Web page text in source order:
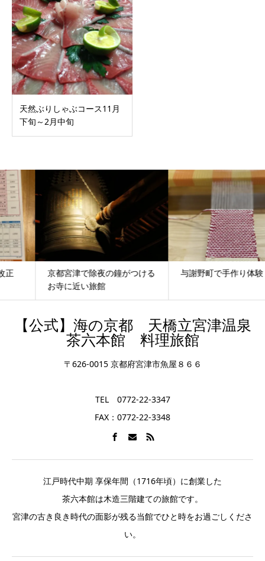
天然ぶりしゃぶコース11月
下旬～2月中旬
京都宮津で除夜の鐘がつける
お寺に近い旅館
与謝野町で手作り体験
【公式】海の京都 天橋立宮津温泉
茶六本館 料理旅館
〒626-0015 京都府宮津市魚屋８６６
TEL 0772-22-3347
FAX：0772-22-3348
江戸時代中期 享保年間（1716年頃）に創業した
茶六本館は木造三階建ての旅館です。
宮津の古き良き時代の面影が残る当館でひと時をお過ごしくださ
い。